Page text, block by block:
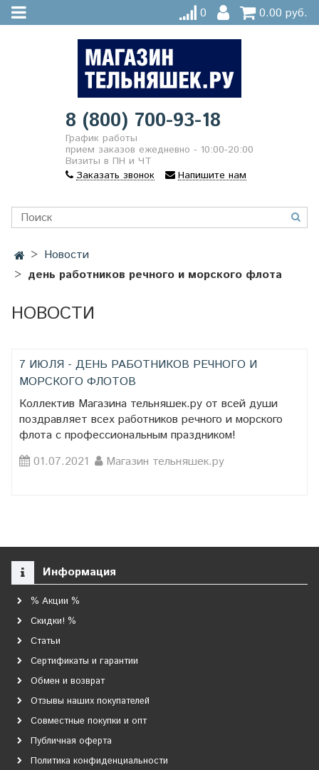
0 0.00 руб.
8 (800) 700-93-18
График работы
прием заказов ежедневно - 10:00-20:00
Визиты в ПН и ЧТ
Заказать звонок
Напишите нам
Новости
день работников речного и морского флота
НОВОСТИ
7 ИЮЛЯ - ДЕНЬ РАБОТНИКОВ РЕЧНОГО И
МОРСКОГО ФЛОТОВ
Коллектив Магазина тельняшек.ру от всей души
поздравляет всех работников речного и морского
флота с профессиональным праздником!
01.07.2021
Магазин тельняшек.ру
Информация
% Акции %
Скидки! %
Статьи
Сертификаты и гарантии
Обмен и возврат
Отзывы наших покупателей
Совместные покупки и опт
Публичная оферта
Политика конфиденциальности